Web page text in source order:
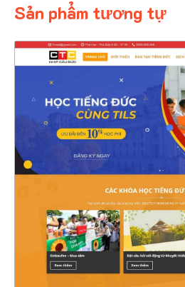
Sản phẩm tương tự
CHI TIẾT